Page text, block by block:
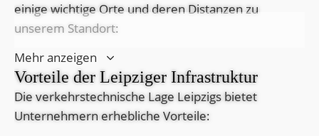
westlichen Sachsen-Anhalt.
B2: Eine wichtige Bundesstraße, die Leipzig mit
im Süden und Bitterfeld im Norden
verbindet.
Diese Straßen ermöglichen eine schnelle und
effiziente Anfahrt zu unserem Standort für den
einige wichtige Orte und deren Distanzen zu
unserem Standort:
Leipzig-Zentrum
Geschäftsviertel, etwa 5 km entfernt.
Leipzig-Plagwitz: Ein bedeutendes Industrie-
und Gewerbegebiet, etwa 7 km entfernt.
Mehr anzeigen
Vorteile der Leipziger Infrastruktur
Die verkehrstechnische Lage Leipzigs bietet
Unternehmern erhebliche Vorteile: